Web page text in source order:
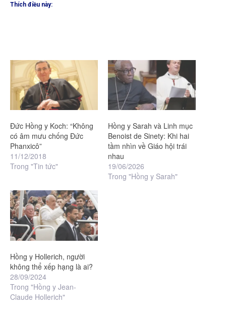
Thích điều này:
Đức Hồng y Koch: “Không
có âm mưu chống Đức
Phanxicô”
11/12/2018
Trong "Tin tức"
Hồng y Sarah và Linh mục
Benoist de Sinety: Khi hai
tầm nhìn về Giáo hội trái
nhau
19/06/2026
Trong "Hồng y Sarah"
Hồng y Hollerich, người
không thể xếp hạng là ai?
28/09/2024
Trong "Hồng y Jean-
Claude Hollerich"